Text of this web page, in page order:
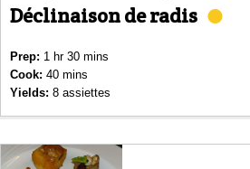
Déclinaison de radis
Prep: 1 hr 30 mins
Cook: 40 mins
Yields: 8 assiettes